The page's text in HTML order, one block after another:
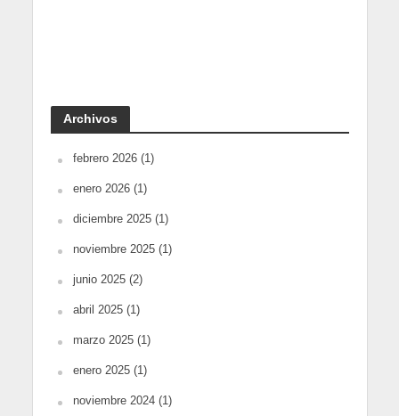
Archivos
febrero 2026(1)
enero 2026(1)
diciembre 2025(1)
noviembre 2025(1)
junio 2025(2)
abril 2025(1)
marzo 2025(1)
enero 2025(1)
noviembre 2024(1)